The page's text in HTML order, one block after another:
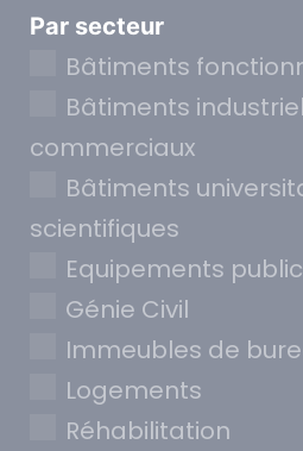
Par secteur
Bâtiments
Bâtiments
commerciaux
Bâtiments
scientifiques
Equipements
Génie Civil
Immeubles de
Logements
Réhabilitation